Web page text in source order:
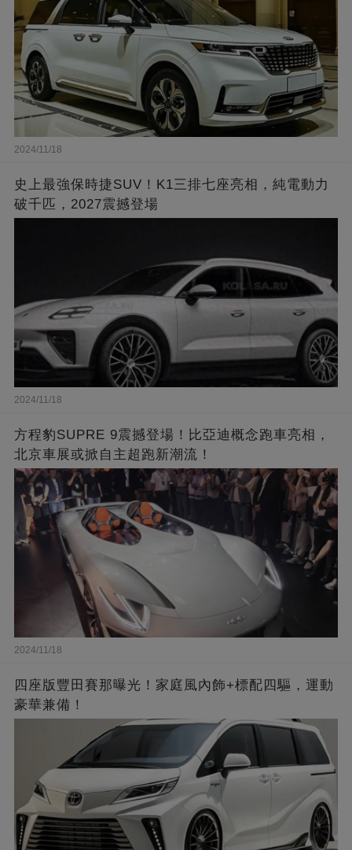
2024/11/18
史上最強保時捷SUV！K1三排七座亮相，純電動力
破千匹，2027震撼登場
2024/11/18
方程豹SUPRE 9震撼登場！比亞迪概念跑車亮相，
北京車展或掀自主超跑新潮流！
2024/11/18
四座版豐田賽那曝光！家庭風內飾+標配四驅，運動
豪華兼備！